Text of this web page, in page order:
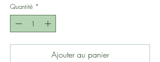
Quantité *
Ajouter au panier